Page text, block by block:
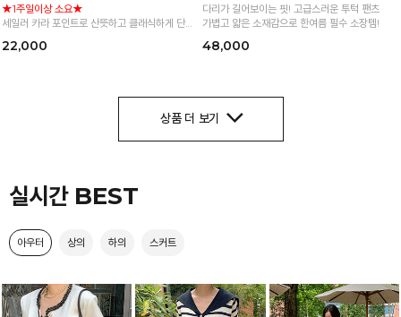
★1주일이상 소요★
세일러 카라 포인트로 산뜻하고 클래식하게 단가
디건
22,000
다리가 길어보이는 핏! 고급스러운 투턱 팬츠
가볍고 얇은 소재감으로 한여름 필수 소장템!
48,000
상품 더 보기
실시간 BEST
아우터 상의 하의 스커트